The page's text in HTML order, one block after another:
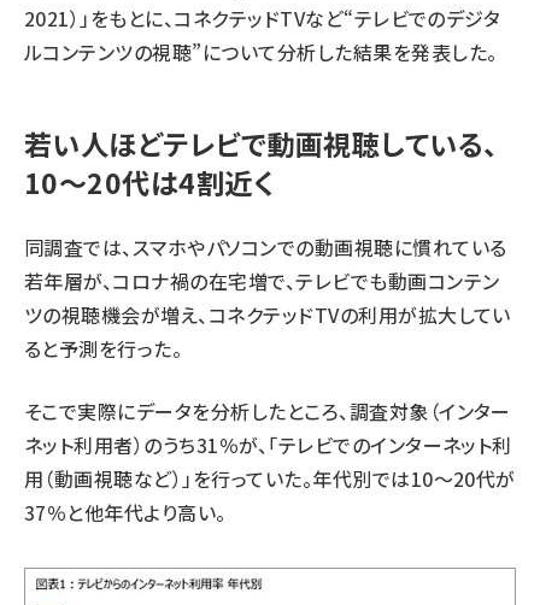
2021）」をもとに、コネクテッドTVなど“テレビでのデジタ
ルコンテンツの視聴”について分析した結果を発表した。
若い人ほどテレビで動画視聴している、
10～20代は4割近く
同調査では、スマホやパソコンでの動画視聴に慣れている
若年層が、コロナ禍の在宅増で、テレビでも動画コンテン
ツの視聴機会が増え、コネクテッドTVの利用が拡大してい
ると予測を行った。
そこで実際にデータを分析したところ、調査対象（インター
ネット利用者）のうち31％が、「テレビでのインターネット利
用（動画視聴など）」を行っていた。年代別では10～20代が
37％と他年代より高い。